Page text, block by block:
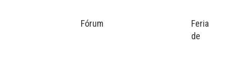
Fórum
Feria
de